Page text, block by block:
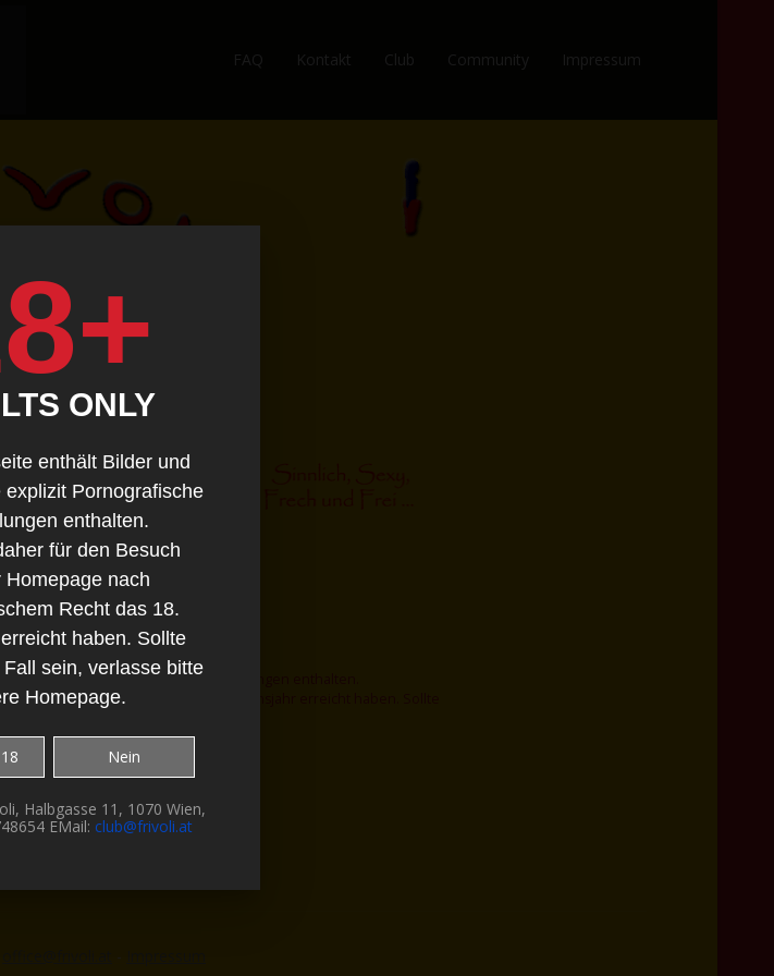
FAQ Kontakt Club Community Impressum
explizit Pornografische Darstellungen enthalten.
österreichischem Recht das 18. Lebensjahr erreicht haben. Sollte
-
ONLY
enthält Bilder und
explizit Pornografische
enthalten.
für den Besuch
Homepage nach
Recht das 18.
haben. Sollte
sein, verlasse bitte
Homepage.
Nein
Halbgasse 11, 1070 Wien,
EMail: club@frivoli.at